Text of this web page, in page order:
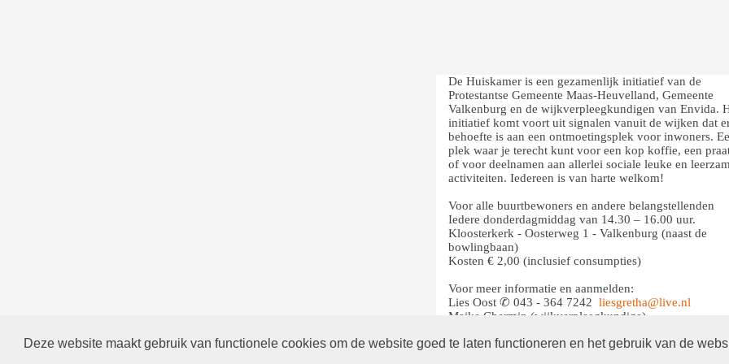
Deze website maakt gebruik van functionele cookies om de website goed te laten functioneren en het gebruik van de
De Huiskamer is een gezamenlijk initiatief van de
Protestantse Gemeente Maas-Heuvelland, Gemeente
Valkenburg en de wijkverpleegkundigen van Envida.
initiatief komt voort uit signalen vanuit de wijken dat
behoefte is aan een ontmoetingsplek voor inwoners.
plek waar je terecht kunt voor een kop koffie, een
of voor deelnamen aan allerlei sociale leuke en
activiteiten. Iedereen is van harte welkom!
Voor alle buurtbewoners en andere belangstellenden
Iedere donderdagmiddag van 14.30 – 16.00 uur.
Kloosterkerk - Oosterweg 1 - Valkenburg (naast de
bowlingbaan)
Kosten € 2,00 (inclusief consumpties)
Voor meer informatie en aanmelden:
Lies Oost ✆ 043 - 364 7242 liesgretha@live.nl
Maike Chermin (wijkverpleegkundige)
De Huiskamer is een gezamenlijk initiatief van de
Protestantse Gemeente Maas-Heuvelland, Gemeente
Valkenburg en de wijkverpleegkundigen van Envida.
initiatief komt voort uit signalen vanuit de wijken dat
behoefte is aan een ontmoetingsplek voor inwoners.
plek waar je terecht kunt voor een kop koffie, een
of voor deelnamen aan allerlei sociale leuke en
activiteiten. Iedereen is van harte welkom!
Voor alle buurtbewoners en andere belangstellenden
Iedere donderdagmiddag van 14.30 – 16.00 uur.
Kloosterkerk - Oosterweg 1 - Valkenburg (naast de
bowlingbaan)
Kosten € 2,00 (inclusief consumpties)
Voor meer informatie en aanmelden:
Lies Oost ✆ 043 - 364 7242 liesgretha@live.nl
Maike Chermin (wijkverpleegkundige)
De Huiskamer is een gezamenlijk initiatief van de
Protestantse Gemeente Maas-Heuvelland, Gemeente
Valkenburg en de wijkverpleegkundigen van Envida.
initiatief komt voort uit signalen vanuit de wijken dat
behoefte is aan een ontmoetingsplek voor inwoners.
plek waar je terecht kunt voor een kop koffie, een
of voor deelnamen aan allerlei sociale leuke en
activiteiten. Iedereen is van harte welkom!
Voor alle buurtbewoners en andere belangstellenden
Iedere donderdagmiddag van 14.30 – 16.00 uur.
Kloosterkerk - Oosterweg 1 - Valkenburg (naast de
bowlingbaan)
Kosten € 2,00 (inclusief consumpties)
Voor meer informatie en aanmelden:
Lies Oost ✆ 043 - 364 7242 liesgretha@live.nl
Maike Chermin (wijkverpleegkundige)